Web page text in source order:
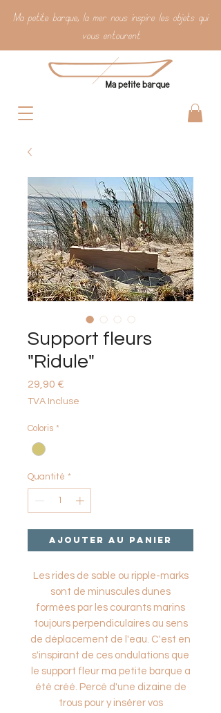
Ma petite barque, la mer nous inspire les objets qui
vous entourent
Support fleurs
"Ridule"
29,90 €
TVA Incluse
Coloris *
Quantité *
Ajouter au panier
Les rides de sable ou ripple-marks
sont de minuscules dunes
formées par les courants marins
toujours perpendiculaires au sens
de déplacement de l'eau. C'est en
s'inspirant de ces ondulations que
le support fleur ma petite barque a
été créé. Percé d'une dizaine de
trous pour y insérer vos